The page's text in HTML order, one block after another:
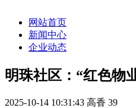
网站首页
新闻中心
企业动态
明珠社区：“红色物
2025-10-14 10:31:43 高香 39